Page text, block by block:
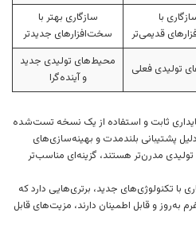
با
قدیمی‌تر
سازگاری بهتر با
سخت‌افزارهای جدیدتر
تولیدی فعلی
محیط‌های تولیدی جدید
و آینده‌گرا
پایداری ثابت و استفاده از یک نسخه تست‌شده
مناسب است. اما ایزابل 5 به دلیل پشتیبانی بلندمدت و بهینه‌سازی‌های
مدرن‌تر هستند، گزینه‌ای مناسب‌تر
با تکنولوژی‌های جدید، برتری‌هایی دارد که
به‌روز و قابل اطمینان دارند، مزیت‌های قابل